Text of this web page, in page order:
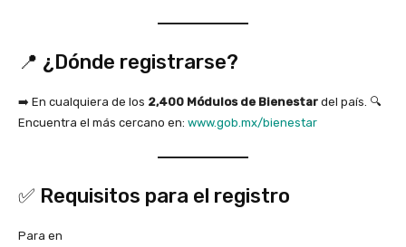
📍 ¿Dónde registrarse?
➡️ En cualquiera de los 2,400 Módulos de Bienestar del país. 🔍
Encuentra el más cercano en: www.gob.mx/bienestar
✅ Requisitos para el registro
Para en